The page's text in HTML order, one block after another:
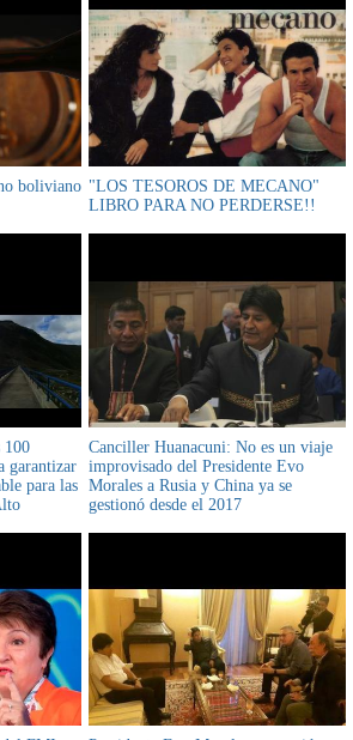
boliviano "LOS TESOROS DE MECANO"
LIBRO PARA NO PERDERSE!!
100
garantizar
para las
Canciller Huanacuni: No es un viaje
improvisado del Presidente Evo
Morales a Rusia y China ya se
gestionó desde el 2017